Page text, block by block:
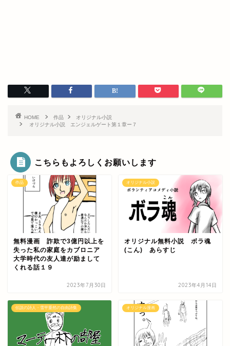
HOME 作品
オリジナル小説
オリジナル小説 エンジェルゲート第１章ー７
こちらもよろしくお願いします
作品
無料漫画 詐欺で3億円以上を
失った私の家庭をカブロニア
大学時代の友人達が励まして
くれる話１９
2023年7月30日
オリジナル小説
オリジナル無料小説 ボラ魂
(こん) あらすじ
2023年4月14日
伝説の詩人・雪平重然の自由詩集 オリジナル漫画